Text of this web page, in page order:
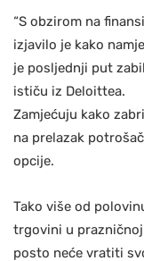
“S obzirom na
izjavilo je kako
je posljednji put
ističu iz Deloittea.
Zamjećuju kako
na prelazak
opcije.
Tako više od
trgovini u
posto neće vratiti